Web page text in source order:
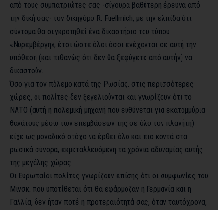
από τους συμπατριώτες σας -σίγουρα βαθύτερη έρευνα από
την δική σας- τον δικηγόρο R. Fuellmich, με την ελπίδα ότι
σύντομα θα συγκροτηθεί ένα δικαστήριο του τύπου
«Νυρεμβέργη», έτσι ώστε όλοι όσοι ενέχονται σε αυτή την
υπόθεση (και πιθανώς ότι δεν θα ξεφύγετε από αυτήν) να
δικαστούν.
Όσο για τον πόλεμο κατά της Ρωσίας, στις περισσότερες
χώρες, οι πολίτες δεν ξεγελιούνται και γνωρίζουν ότι το
ΝΑΤΟ (αυτή η πολεμική μηχανή που ευθύνεται για εκατομμύρια
θανάτους μέσω των επεμβάσεών της σε όλο τον πλανήτη)
είχε ως μοναδικό στόχο να έρθει όλο και πιο κοντά στα
ρωσικά σύνορα, εκμεταλλευόμενη τα χρόνια αδυναμίας αυτής
της μεγάλης χώρας.
Οι Ευρωπαίοι πολίτες γνωρίζουν επίσης ότι οι συμφωνίες του
Μινσκ, που υποτίθεται ότι θα εφάρμοζαν η Γερμανία και η
Γαλλία, δεν ήταν ποτέ η προτεραιότητά σας, όταν ταυτόχρονα,